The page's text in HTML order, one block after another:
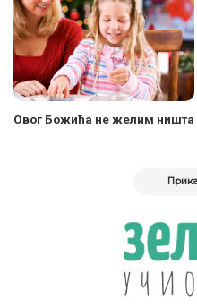
Овог Божића не желим ништа